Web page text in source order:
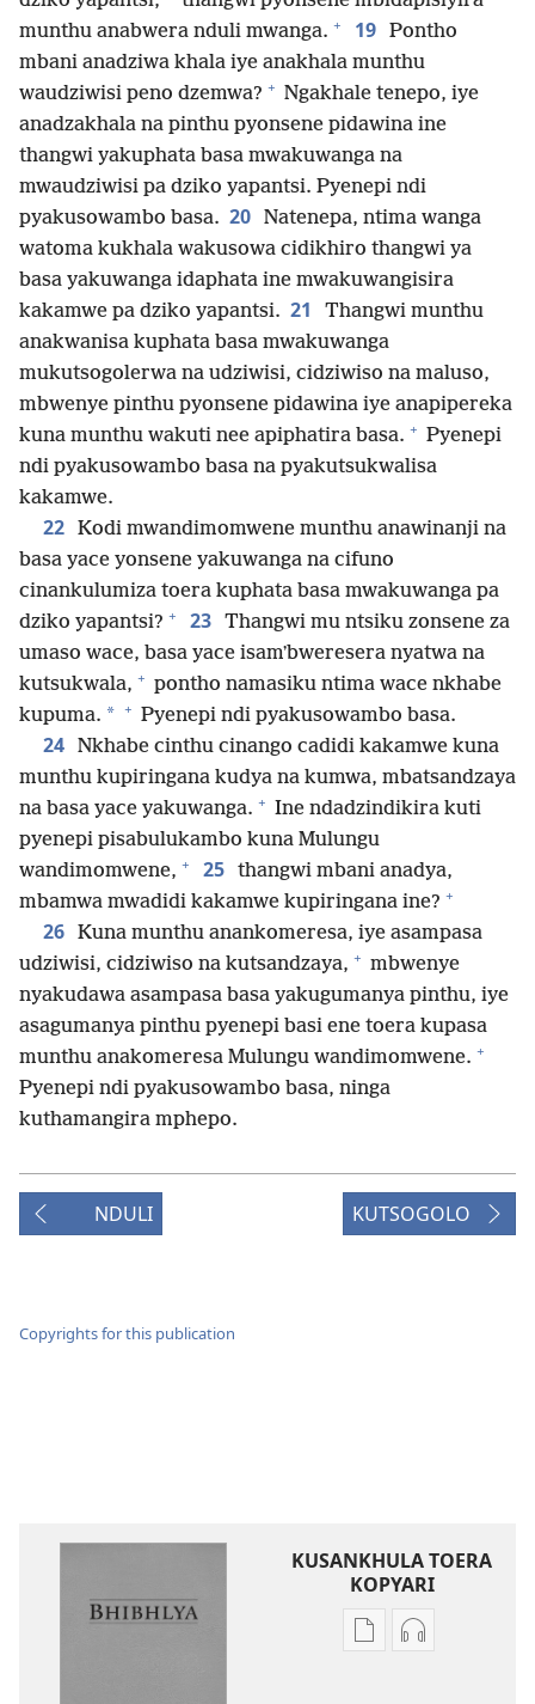
munthu anabwera nduli mwanga. + 19 Pontho
mbani anadziwa khala iye anakhala munthu
waudziwisi peno dzemwa? + Ngakhale tenepo, iye
anadzakhala na pinthu pyonsene pidawina ine
thangwi yakuphata basa mwakuwanga na
mwaudziwisi pa dziko yapantsi. Pyenepi ndi
pyakusowambo basa. 20 Natenepa, ntima wanga
watoma kukhala wakusowa cidikhiro thangwi ya
basa yakuwanga idaphata ine mwakuwangisira
kakamwe pa dziko yapantsi. 21
Thangwi munthu
anakwanisa kuphata basa mwakuwanga
mukutsogolerwa na udziwisi, cidziwiso na maluso,
mbwenye pinthu pyonsene pidawina iye anapipereka
kuna munthu wakuti nee apiphatira basa. + Pyenepi
ndi pyakusowambo basa na pyakutsukwalisa
kakamwe.
22 Kodi mwandimomwene munthu anawinanji na
basa yace yonsene yakuwanga na cifuno
cinankulumiza toera kuphata basa mwakuwanga pa
dziko yapantsi? + 23 Thangwi mu ntsiku zonsene za
umaso wace, basa yace isamʼbweresera nyatwa na
kutsukwala, + pontho namasiku ntima wace nkhabe
kupuma. * + Pyenepi ndi pyakusowambo basa.
24 Nkhabe cinthu cinango cadidi kakamwe kuna
munthu kupiringana kudya na kumwa, mbatsandzaya
na basa yace yakuwanga. + Ine ndadzindikira kuti
pyenepi pisabulukambo kuna Mulungu
wandimomwene, + 25 thangwi mbani anadya,
mbamwa mwadidi kakamwe kupiringana ine? +
26 Kuna munthu anankomeresa, iye asampasa
udziwisi, cidziwiso na kutsandzaya, + mbwenye
nyakudawa asampasa basa yakugumanya pinthu, iye
asagumanya pinthu pyenepi basi ene toera kupasa
munthu anakomeresa Mulungu wandimomwene. +
Pyenepi ndi pyakusowambo basa, ninga
kuthamangira mphepo.
NDULI KUTSOGOLO
Copyrights for this publication
KUSANKHULA TOERA
KOPYARI
Njira Njira